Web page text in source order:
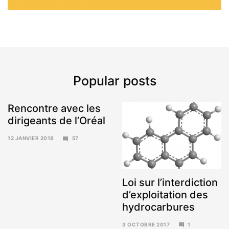
Popular posts
Rencontre avec les
dirigeants de l’Oréal
12 JANVIER 2018
57
Loi sur l’interdiction
d’exploitation des
hydrocarbures
3 OCTOBRE 2017
1